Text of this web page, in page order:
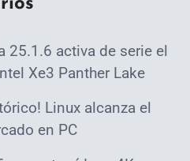
25.1.6 activa de serie el
Xe3 Panther Lake
Linux alcanza el
en PC